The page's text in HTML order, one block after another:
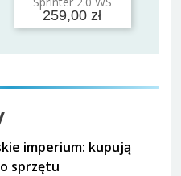
259,00 zł
imperium: kupują
sprzętu